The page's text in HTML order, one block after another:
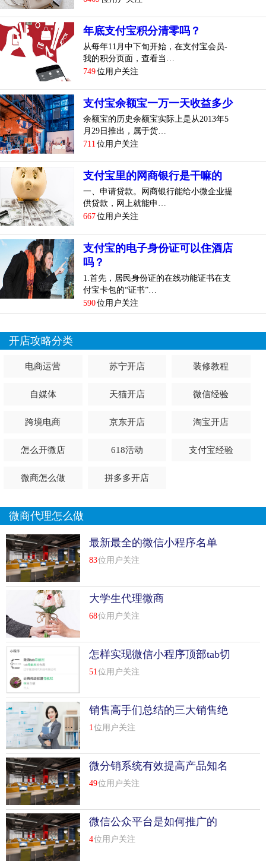
年底支付宝积分清零吗？
从每年11月中下旬开始，在支付宝会员-
我的积分页面，查看当…
749位用户关注
支付宝余额宝一万一天收益多少
余额宝的历史余额宝实际上是从2013年5
月29日推出，属于货…
711 位用户关注
支付宝里的网商银行是干嘛的
一、申请贷款。网商银行能给小微企业提
供贷款，网上就能申…
667位用户关注
支付宝的电子身份证可以住酒店
吗？
1.首先，居民身份证的在线功能证书在支
付宝卡包的“证书”…
590位用户关注
开店攻略分类
电商运营 苏宁开店 装修教程
自媒体 天猫开店 微信经验
跨境电商 京东开店 淘宝开店
怎么开微店 618活动 支付宝经验
微商怎么做 拼多多开店
微商代理怎么做
最新最全的微信小程序名单
83位用户关注
大学生代理微商
68位用户关注
怎样实现微信小程序顶部tab切
换
51 位用户关注
销售高手们总结的三大销售绝
招
1 位用户关注
微分销系统有效提高产品知名
度
49位用户关注
微信公众平台是如何推广的
4位用户关注